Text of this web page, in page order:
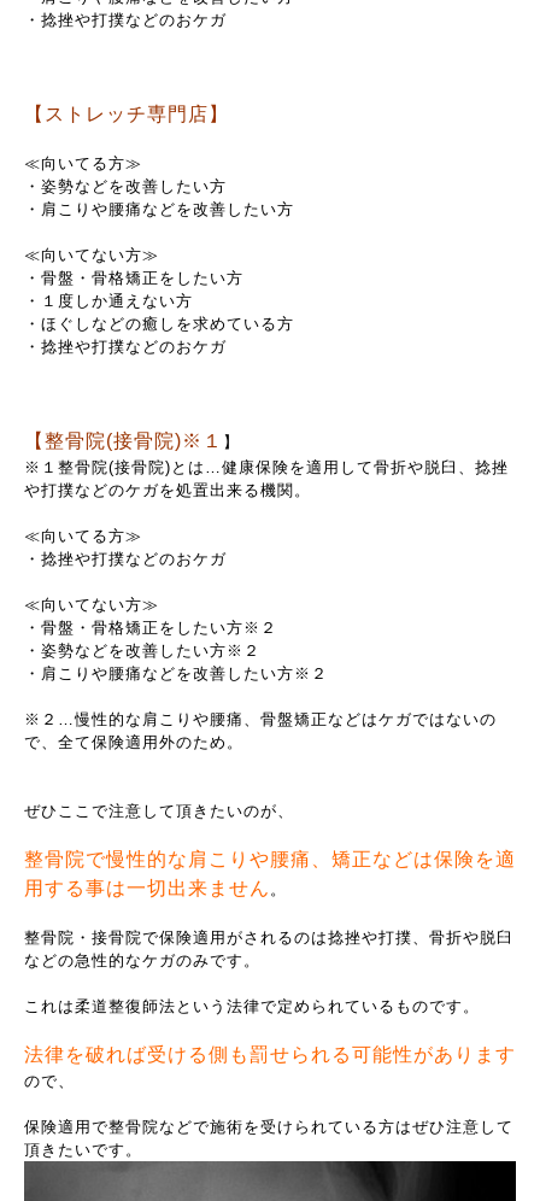
・捻挫や打撲などのおケガ
【ストレッチ専門店】
≪向いてる方≫
・姿勢などを改善したい方
・肩こりや腰痛などを改善したい方
≪向いてない方≫
・骨盤・骨格矯正をしたい方
・１度しか通えない方
・ほぐしなどの癒しを求めている方
・捻挫や打撲などのおケガ
【整骨院(接骨院)※１
】
※１整骨院(接骨院)とは…健康保険を適用して骨折や脱臼、捻挫
や打撲などのケガを処置出来る機関。
≪向いてる方≫
・捻挫や打撲などのおケガ
≪向いてない方≫
・骨盤・骨格矯正をしたい方※２
・姿勢などを改善したい方※２
・肩こりや腰痛などを改善したい方※２
※２…慢性的な肩こりや腰痛、骨盤矯正などはケガではないの
で、全て保険適用外のため。
ぜひここで注意して頂きたいのが、
整骨院で慢性的な肩こりや腰痛、矯正などは保険を適
用する事は一切出来ません 。
整骨院・接骨院で保険適用がされるのは捻挫や打撲、骨折や脱臼
などの急性的なケガのみです。
これは柔道整復師法という法律で定められているものです。
法律を破れば受ける側も罰せられる可能性があります
ので、
保険適用で整骨院などで施術を受けられている方はぜひ注意して
頂きたいです。